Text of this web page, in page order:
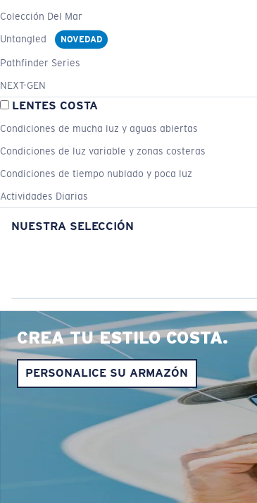
Colección Del Mar
Untangled
NOVEDAD
Pathfinder Series
NEXT-GEN
LENTES COSTA
Condiciones de mucha luz y aguas abiertas
Condiciones de luz variable y zonas costeras
Condiciones de tiempo nublado y poca luz
Actividades Diarias
NUESTRA SELECCIÓN
CREA TU ESTILO COSTA.
PERSONALICE SU ARMAZÓN